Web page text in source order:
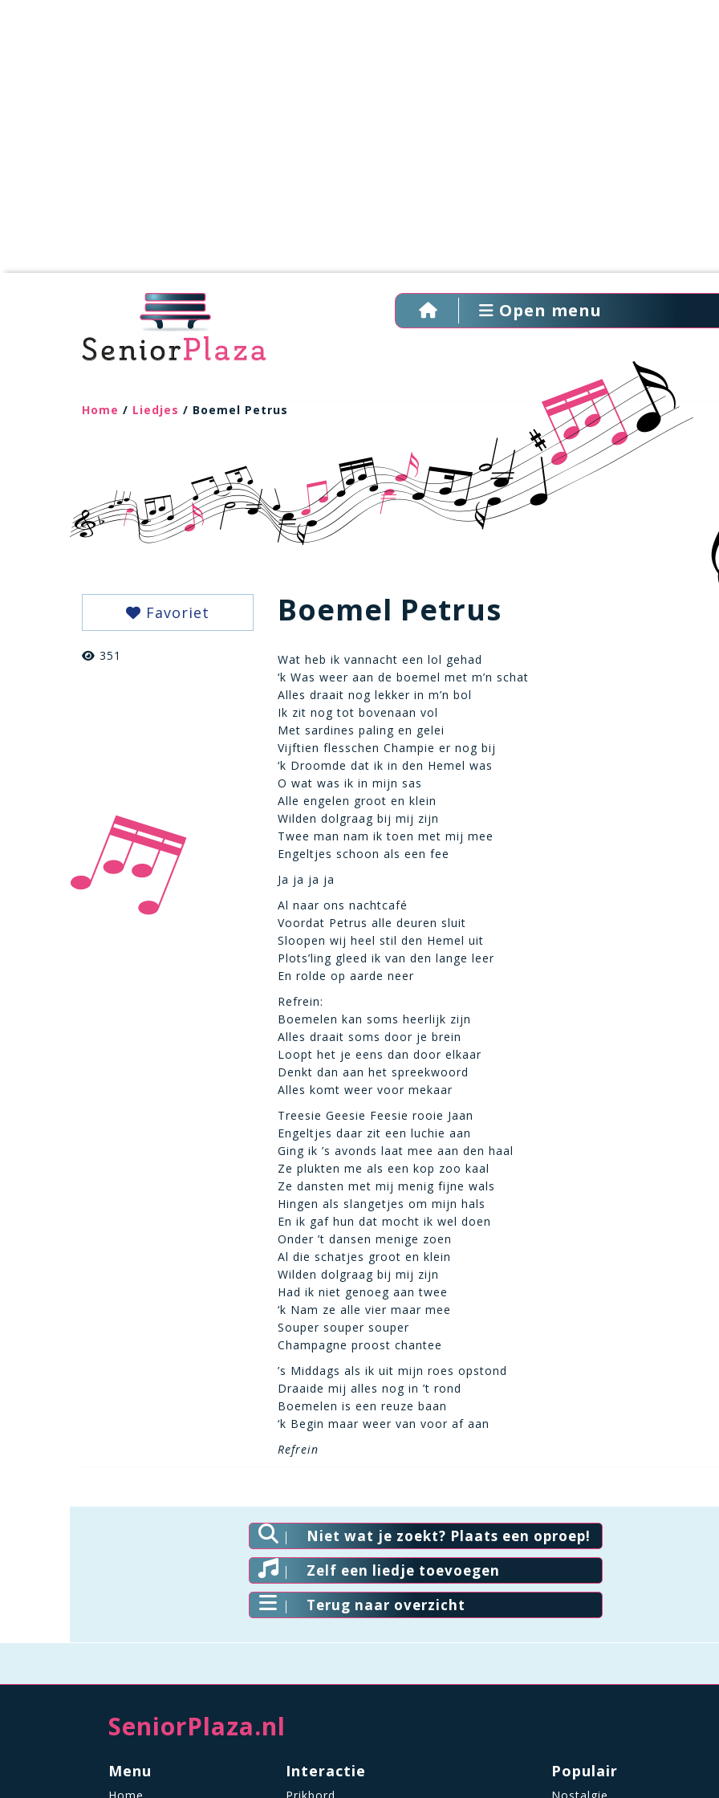
Open menu
Home / Liedjes / Boemel Petrus
Favoriet
351
Boemel Petrus
Wat heb ik vannacht een lol gehad
‘k Was weer aan de boemel met m’n schat
Alles draait nog lekker in m’n bol
Ik zit nog tot bovenaan vol
Met sardines paling en gelei
Vijftien flesschen Champie er nog bij
‘k Droomde dat ik in den Hemel was
O wat was ik in mijn sas
Alle engelen groot en klein
Wilden dolgraag bij mij zijn
Twee man nam ik toen met mij mee
Engeltjes schoon als een fee
Ja ja ja ja
Al naar ons nachtcafé
Voordat Petrus alle deuren sluit
Sloopen wij heel stil den Hemel uit
Plots’ling gleed ik van den lange leer
En rolde op aarde neer
Refrein:
Boemelen kan soms heerlijk zijn
Alles draait soms door je brein
Loopt het je eens dan door elkaar
Denkt dan aan het spreekwoord
Alles komt weer voor mekaar
Treesie Geesie Feesie rooie Jaan
Engeltjes daar zit een luchie aan
Ging ik ’s avonds laat mee aan den haal
Ze plukten me als een kop zoo kaal
Ze dansten met mij menig fijne wals
Hingen als slangetjes om mijn hals
En ik gaf hun dat mocht ik wel doen
Onder ’t dansen menige zoen
Al die schatjes groot en klein
Wilden dolgraag bij mij zijn
Had ik niet genoeg aan twee
‘k Nam ze alle vier maar mee
Souper souper souper
Champagne proost chantee
’s Middags als ik uit mijn roes opstond
Draaide mij alles nog in ’t rond
Boemelen is een reuze baan
‘k Begin maar weer van voor af aan
Refrein
Niet wat je zoekt? Plaats een oproep!
Zelf een liedje toevoegen
Terug naar overzicht
SeniorPlaza.nl
Menu Interactie Populair